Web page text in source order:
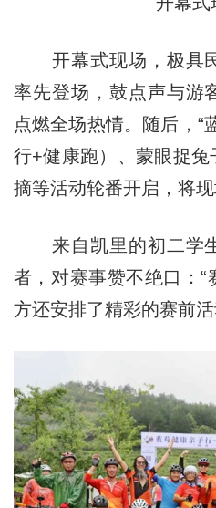
开幕式现场，极具
率先登场，鼓点声与游
点燃全场热情。随后，“
行+健康跑）、蒙眼捉
摘等活动轮番开启，将现
来自凯里的初二学
者，对赛事赞不绝口：
方还安排了精彩的赛前